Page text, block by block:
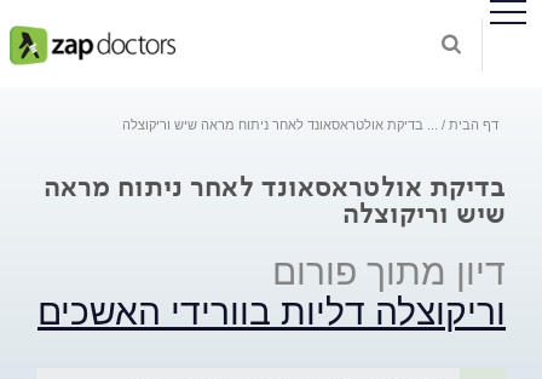
דף הבית בדיקת אולטראסאונד לאחר ניתוח מראה שיש וריקוצלה
בדיקת אולטראסאונד לאחר ניתוח מראה
שיש וריקוצלה
דיון מתוך פורום
וריקוצלה דליות בוורידי האשכים